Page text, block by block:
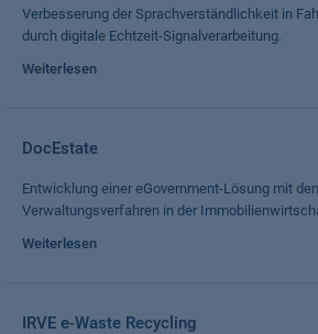
Verbesserung der Sprachverständlichkeit in
durch digitale Echtzeit-Signalverarbeitung.
Weiterlesen
DocEstate
Entwicklung einer eGovernment-Lösung mit
Verwaltungsverfahren in der
Weiterlesen
IRVE e-Waste Recycling